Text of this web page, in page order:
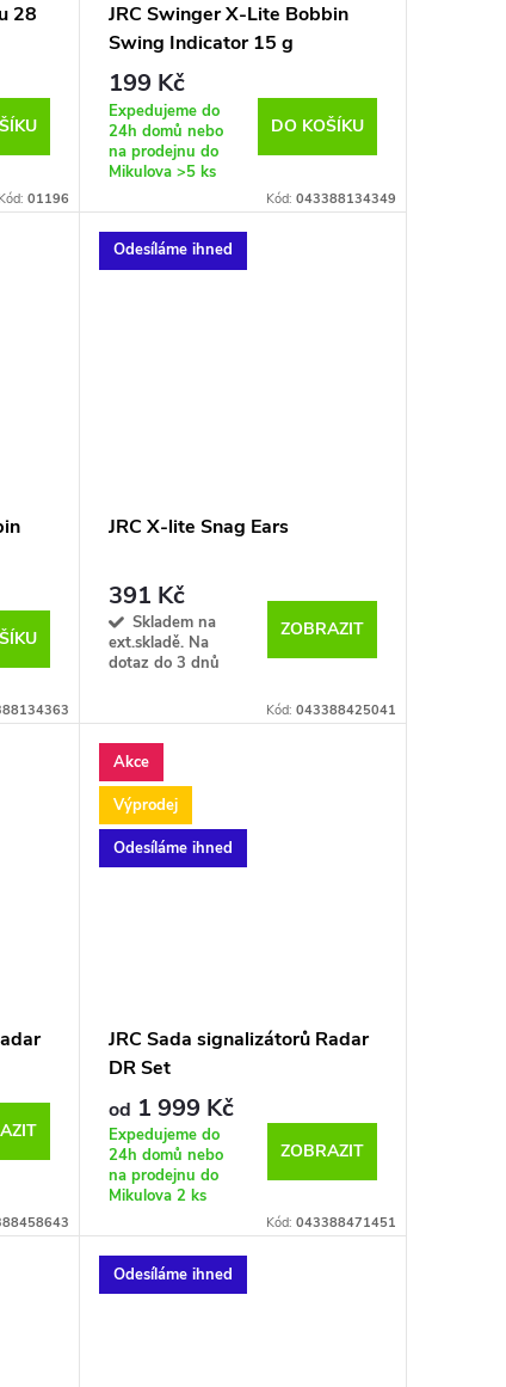
28
Kód: 01196
JRC Swinger X-Lite Bobbin
Swing Indicator 15 g
199 Kč
Expedujeme do
24h domů nebo
na prodejnu do
Mikulova >5 ks
DO KOŠÍKU
Kód: 043388134349
Odesíláme ihned
JRC X-lite Snag Ears
391 Kč
Skladem na
ext.skladě. Na
dotaz do 3 dnů
ZOBRAZIT
Kód: 043388425041
Akce
Výprodej
Odesíláme ihned
JRC Sada signalizátorů Radar
DR Set
od 1 999 Kč
Expedujeme do
24h domů nebo
na prodejnu do
Mikulova 2 ks
ZOBRAZIT
Kód: 043388471451
Odesíláme ihned